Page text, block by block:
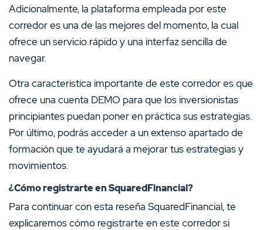
Adicionalmente, la plataforma empleada por este
corredor es una de las mejores del momento, la cual
ofrece un servicio rápido y una interfaz sencilla de
navegar.
Otra característica importante de este corredor es que
ofrece una cuenta DEMO para que los inversionistas
principiantes puedan poner en práctica sus estrategias.
Por último, podrás acceder a un extenso apartado de
formación que te ayudará a mejorar tus estrategias y
movimientos.
¿Cómo registrarte en SquaredFinancial?
Para continuar con esta reseña SquaredFinancial, te
explicaremos cómo registrarte en este corredor si